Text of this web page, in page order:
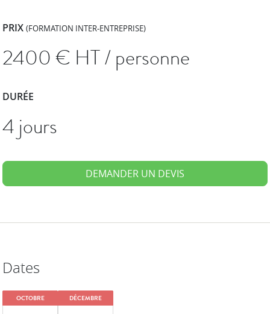
PRIX(FORMATION INTER-ENTREPRISE)
2400€ HT / personne
DURÉE
4 jours
DEMANDER UN DEVIS
Dates
OCTOBRE DÉCEMBRE